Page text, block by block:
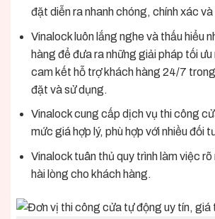
đặt diễn ra nhanh chóng, chính xác và
Vinalock luôn lắng nghe và thấu hiểu
hàng để đưa ra những giải pháp tối
cam kết hỗ trợ khách hàng 24/7
đặt và sử dụng.
Vinalock cung cấp dịch vụ thi công
mức giá hợp lý, phù hợp với nhiều đối
Vinalock tuân thủ quy trình làm việc
hài lòng cho khách hàng.